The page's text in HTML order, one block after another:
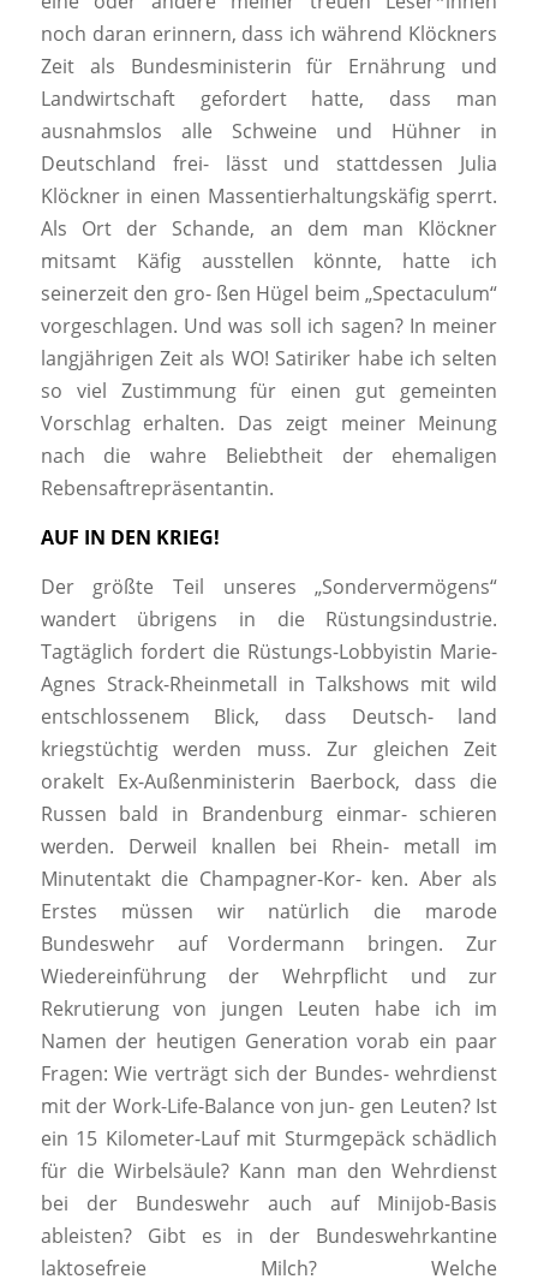
noch daran erinnern, dass ich während Klöckners
Zeit als Bundesministerin für Ernährung und
Landwirtschaft gefordert hatte, dass man
ausnahmslos alle Schweine und Hühner in
Deutschland frei- lässt und stattdessen Julia
Klöckner in einen Massentierhaltungskäfig sperrt.
Als Ort der Schande, an dem man Klöckner
mitsamt Käfig ausstellen könnte, hatte ich
seinerzeit den gro- ßen Hügel beim „Spectaculum“
vorgeschlagen. Und was soll ich sagen? In meiner
langjährigen Zeit als WO! Satiriker habe ich selten
so viel Zustimmung für einen gut gemeinten
Vorschlag erhalten. Das zeigt meiner Meinung
nach die wahre Beliebtheit der ehemaligen
Rebensaftrepräsentantin.
AUF IN DEN KRIEG!
Der größte Teil unseres „Sondervermögens“
wandert übrigens in die Rüstungsindustrie.
Tagtäglich fordert die Rüstungs-Lobbyistin Marie-
Agnes Strack-Rheinmetall in Talkshows mit wild
entschlossenem Blick, dass Deutsch- land
kriegstüchtig werden muss. Zur gleichen Zeit
orakelt Ex-Außenministerin Baerbock, dass die
Russen bald in Brandenburg einmar- schieren
werden. Derweil knallen bei Rhein- metall im
Minutentakt die Champagner-Kor- ken. Aber als
Erstes müssen wir natürlich die marode
Bundeswehr auf Vordermann bringen.Zur
Wiedereinführung der Wehrpflicht und zur
Rekrutierung von jungen Leuten habe ich im
Namen der heutigen Generation vorab ein paar
Fragen:Wie verträgt sich der Bundes- wehrdienst
mit der Work-Life-Balance von jun- gen Leuten? Ist
ein 15 Kilometer-Lauf mit Sturmgepäck schädlich
für die Wirbelsäule? Kann man den Wehrdienst
bei der Bundeswehr auch auf Minijob-Basis
ableisten? Gibt es in der Bundeswehrkantine
laktosefreie Milch? Welche